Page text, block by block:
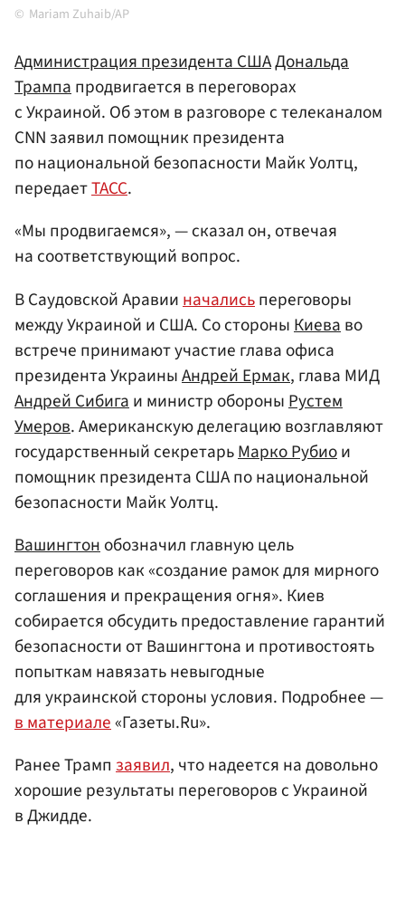
Mariam Zuhaib/AP
Администрация президентаСШАДональда
Трампапродвигается в переговорах
с Украиной. Об этом в разговоре с телеканалом
CNN заявил помощник президента
по национальной безопасности Майк Уолтц,
передаетТАСС.
«Мы продвигаемся», — сказал он, отвечая
на соответствующий вопрос.
В Саудовской Аравии началисьпереговоры
между Украиной и США. Со стороны Киева во
встрече принимают участие глава офиса
президента УкраиныАндрей Ермак, глава МИД
Андрей Сибига и министр обороны Рустем
Умеров. Американскую делегацию возглавляют
государственный секретарьМарко Рубиои
помощник президента США по национальной
безопасности Майк Уолтц.
Вашингтонобозначил главную цель
переговоров как «создание рамок для мирного
соглашения и прекращения огня». Киев
собирается обсудить предоставление гарантий
безопасности от Вашингтона и противостоять
попыткам навязать невыгодные
для украинской стороны условия. Подробнее —
в материале«Газеты.Ru».
Ранее Трамп заявил, что надеется на довольно
хорошие результаты переговоров с Украиной
в Джидде.